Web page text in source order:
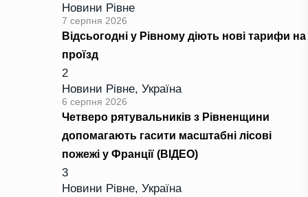
Новини Рівне
7 серпня 2026
Відсьогодні у Рівному діють нові тарифи на
проїзд
2
Новини Рівне, Україна
6 серпня 2026
Четверо рятувальників з Рівненщини
допомагають гасити масштабні лісові
пожежі у Франції (ВІДЕО)
3
Новини Рівне, Україна